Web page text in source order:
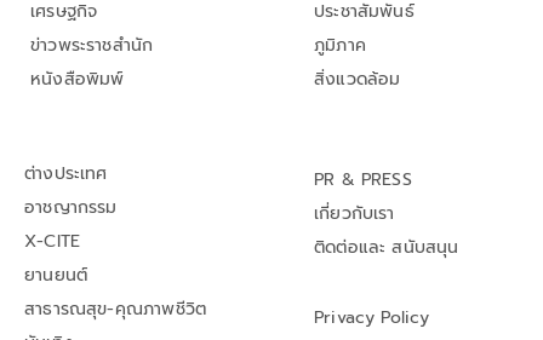
เศรษฐกิจ
ข่าวพระราชสำนัก
หนังสือพิมพ์
ประชาสัมพันธ์
ภูมิภาค
สิ่งแวดล้อม
ต่างประเทศ
อาชญากรรม
X-CITE
ยานยนต์
สาธารณสุข-คุณภาพชีวิต
PR & PRESS
เกี่ยวกับเรา
ติดต่อและ สนับสนุน
Privacy Policy